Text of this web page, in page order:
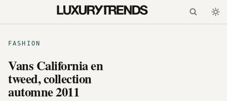
FASHION
Vans California en
tweed, collection
automne 2011